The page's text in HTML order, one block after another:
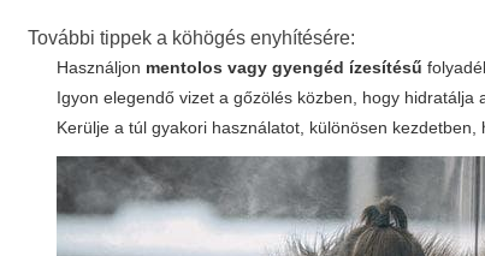
További tippek a köhögés enyhítésére:
Használjon mentolos vagy gyengéd ízesítésű
Igyon elegendő vizet a gőzölés közben, hogy hidratálja
Kerülje a túl gyakori használatot, különösen